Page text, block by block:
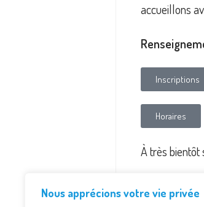
Nous apprécions votre vie privée
accueillons
Inscriptions
Horaires
À très bientôt